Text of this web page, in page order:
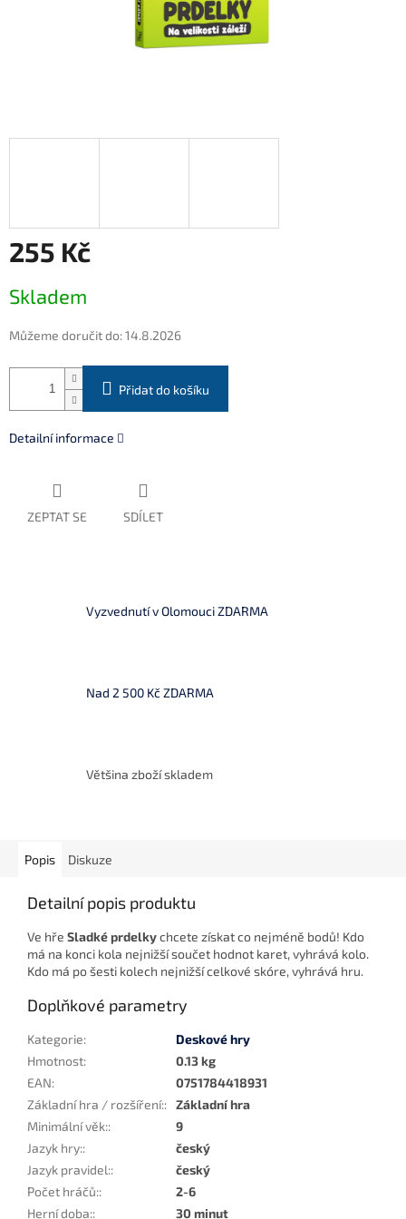
255 Kč
cena:
Skladem
Můžeme doručit do:14.8.2026
Přidat do košíku
Detailní informace
ZEPTAT SE SDÍLET
Vyzvednutí v Olomouci ZDARMA
Nad 2 500 Kč ZDARMA
Většina zboží skladem
Popis Diskuze
Detailní popis produktu
Ve hře Sladké prdelkychcete získat co nejméně bodů! Kdo
má na konci kola nejnižší součet hodnot karet, vyhrává kolo.
Kdo má po šesti kolech nejnižší celkové skóre, vyhrává hru.
Doplňkové parametry
Kategorie:
Deskové hry
Hmotnost:
0.13 kg
EAN:
0751784418931
Základní hra / rozšíření:: Základní hra
Minimální věk::
9
Jazyk hry::
český
Jazyk pravidel::
český
Počet hráčů::
2-6
Herní doba:: 30 minut